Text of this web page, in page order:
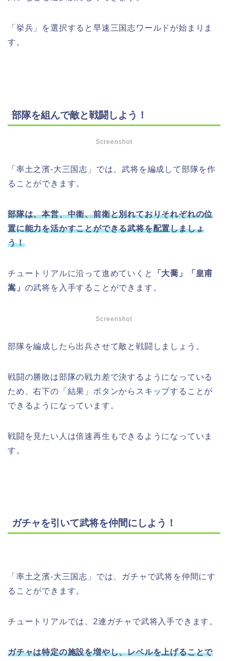
「挙兵」を選択すると早速三国志ワールドが始まりま
す。
部隊を組んで敵と戦闘しよう！
Screenshot
「率土之濱-大三国志」では、武将を編成して部隊を作
ることができます。
部隊は、本営、中衛、前衛と別れておりそれぞれの位
置に能力を活かすことができる武将を配置しましょ
う！
チュートリアルに沿って進めていくと
「大喬」「皇甫
嵩」 の武将を入手することができます。
Screenshot
部隊を編成したら出兵させて敵と戦闘しましょう。
戦闘の勝敗は部隊の戦力差で決するようになっている
ため、右下の「結果」ボタンからスキップすることが
できるようになっています。
戦闘を見たい人は倍速再生もできるようになっていま
す。
ガチャを引いて武将を仲間にしよう！
「率土之濱-大三国志」では、ガチャで武将を仲間にす
ることができます。
チュートリアルでは、2連ガチャで武将入手できます。
ガチャは特定の施設を増やし、レベルを上げることで